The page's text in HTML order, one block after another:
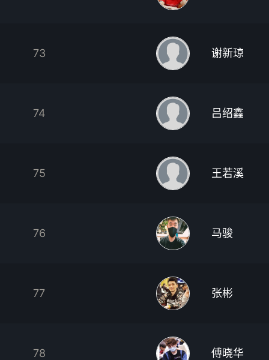
73 谢新琼
74 吕绍鑫
75 王若溪
76 马骏
77 张彬
78 傅晓华